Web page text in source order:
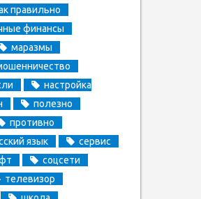
правильно
финансы
маразмы
настройка
полезно
противно
язык
сервис
соцсети
телевизор